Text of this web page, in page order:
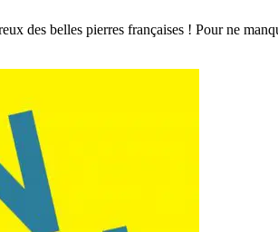
des belles pierres françaises ! Pour ne